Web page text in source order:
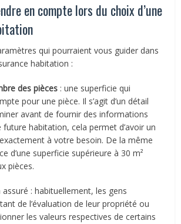
en compte lors du choix d’une
qui pourraient vous guider dans
habitation :
des pièces : une superficie qui
pour une pièce. Il s’agit d’un détail
avant de fournir des informations
habitation, cela permet d’avoir un
à votre besoin. De la même
d’une superficie supérieure à 30 m²
pièces.
assuré : habituellement, les gens
de l’évaluation de leur propriété ou
les valeurs respectives de certains